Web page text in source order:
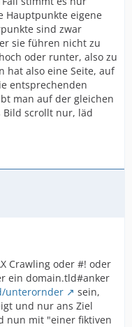
Hauptpunkte eigene
sind zwar
sie führen nicht zu
oder runter, also zu
hat also eine Seite, auf
entsprechenden
man auf der gleichen
Bild scrollt nur, läd
Crawling oder #! oder
ein domain.tld#anker
unterornder
sein,
und nur ans Ziel
nun mit "einer fiktiven